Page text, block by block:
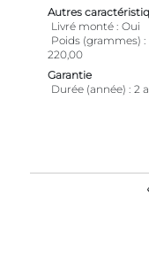
Autres
Livré monté Oui
Poids (grammes)
220,00
Garantie
Durée (année)
2